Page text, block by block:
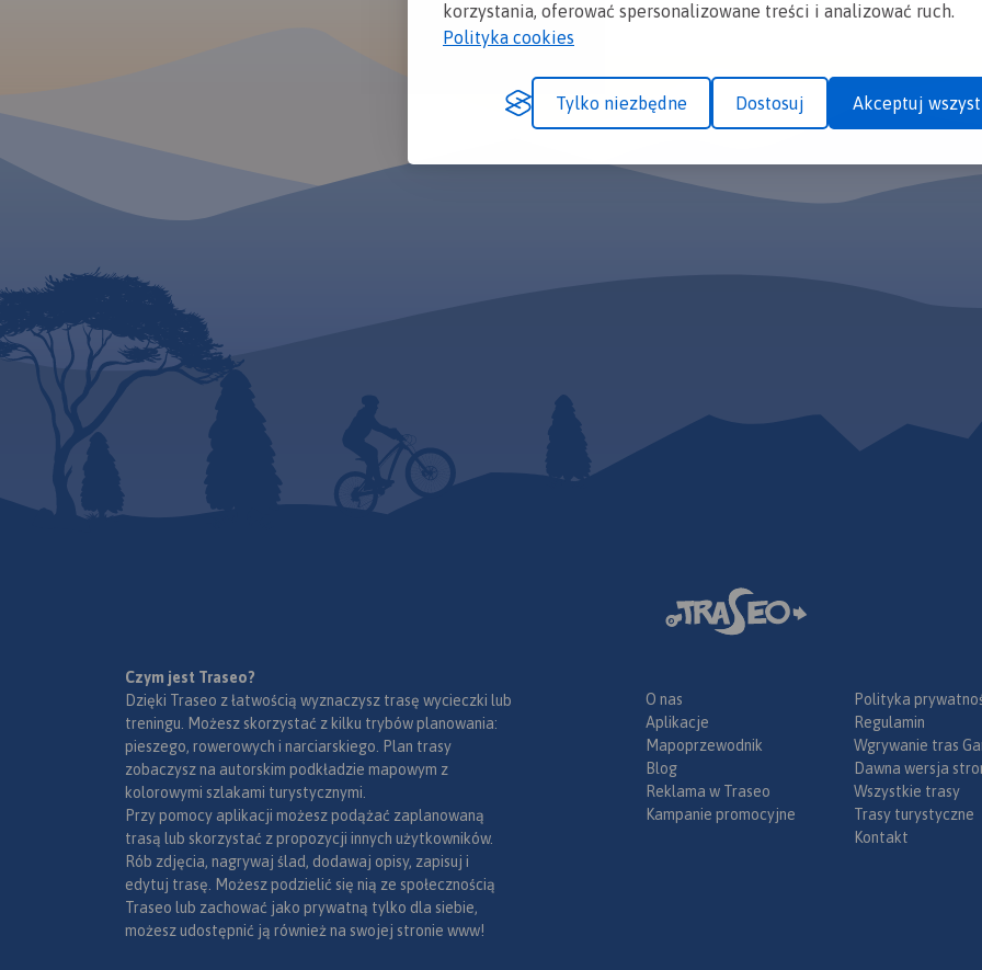
korzystania, oferować spersonalizowane treści i analizować ruch.
Polityka cookies
Tylko niezbędne Dostosuj Akceptuj
Czym jest Traseo?
Dzięki Traseo z łatwością wyznaczysz trasę wycieczki lub
treningu. Możesz skorzystać z kilku trybów planowania:
pieszego, rowerowych i narciarskiego. Plan trasy
zobaczysz na autorskim podkładzie mapowym z
kolorowymi szlakami turystycznymi.
Przy pomocy aplikacji możesz podążać zaplanowaną
trasą lub skorzystać z propozycji innych użytkowników.
Rób zdjęcia, nagrywaj ślad, dodawaj opisy, zapisuj i
edytuj trasę. Możesz podzielić się nią ze społecznością
Traseo lub zachować jako prywatną tylko dla siebie,
możesz udostępnić ją również na swojej stronie www!
O nas
Aplikacje
Mapoprzewodnik
Blog
Reklama w Traseo
Kampanie promocyjne
Polityka
Regulamin
Wgrywanie tras
Dawna wersja
Wszystkie trasy
Trasy turystyczne
Kontakt